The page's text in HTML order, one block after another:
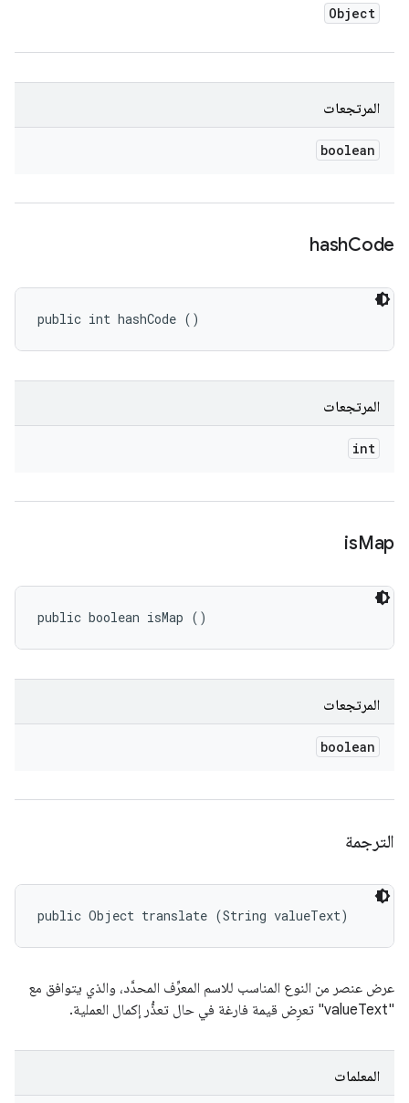
Object
المرتجعات
boolean
hashCode
public int hashCode ()
المرتجعات
int
isMap
public boolean isMap ()
المرتجعات
boolean
الترجمة
public Object translate (String valueText)
عرض عنصر من النوع المناسب للاسم المعرِّف المحدَّد، والذي يتوافق مع
"valueText" تعرِض قيمة فارغة في حال تعذُّر إكمال العملية.
المعلمات